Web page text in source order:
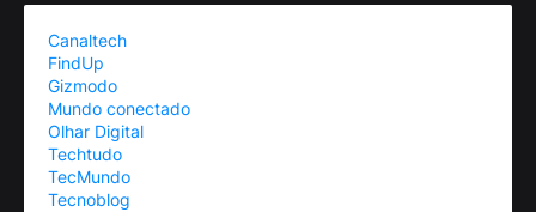
Canaltech
FindUp
Gizmodo
Mundo conectado
Olhar Digital
Techtudo
TecMundo
Tecnoblog